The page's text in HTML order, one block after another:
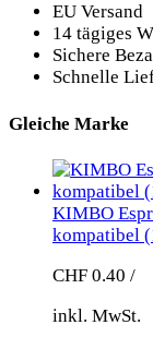
EU Versand
14 tägiges
Sichere
Schnelle
Gleiche Marke
KIMBO
kompatibel
CHF 0.40 /
inkl. MwSt.